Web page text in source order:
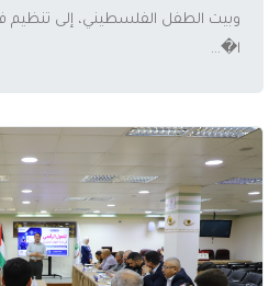
وبيت الطفل الفلسطيني، إلى تنظيم
ا�...